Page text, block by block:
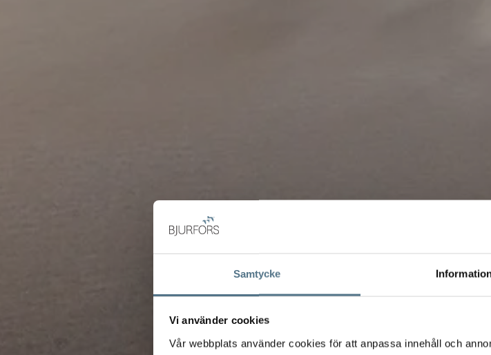
Samtycke
Vi använder cookies
Vår webbplats använder cookies för att anpassa innehåll och